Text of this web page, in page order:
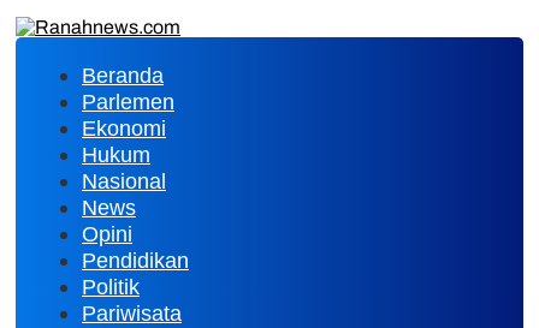
Beranda
Parlemen
Ekonomi
Hukum
Nasional
News
Opini
Pendidikan
Politik
Pariwisata